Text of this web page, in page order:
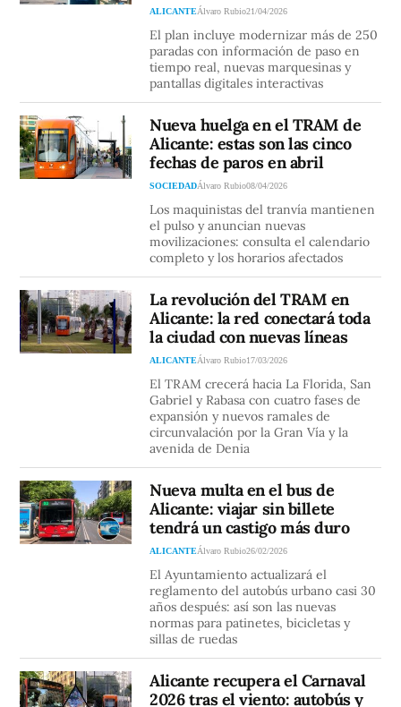
ALICANTEÁlvaro Rubio21/04/2026
El plan incluye modernizar más de 250
paradas con información de paso en
tiempo real, nuevas marquesinas y
pantallas digitales interactivas
Nueva huelga en el TRAM de
Alicante: estas son las cinco
fechas de paros en abril
SOCIEDADÁlvaro Rubio08/04/2026
Los maquinistas del tranvía mantienen
el pulso y anuncian nuevas
movilizaciones: consulta el calendario
completo y los horarios afectados
La revolución del TRAM en
Alicante: la red conectará toda
la ciudad con nuevas líneas
ALICANTEÁlvaro Rubio17/03/2026
El TRAM crecerá hacia La Florida, San
Gabriel y Rabasa con cuatro fases de
expansión y nuevos ramales de
circunvalación por la Gran Vía y la
avenida de Denia
Nueva multa en el bus de
Alicante: viajar sin billete
tendrá un castigo más duro
ALICANTEÁlvaro Rubio26/02/2026
El Ayuntamiento actualizará el
reglamento del autobús urbano casi 30
años después: así son las nuevas
normas para patinetes, bicicletas y
sillas de ruedas
Alicante recupera el Carnaval
2026 tras el viento: autobús y